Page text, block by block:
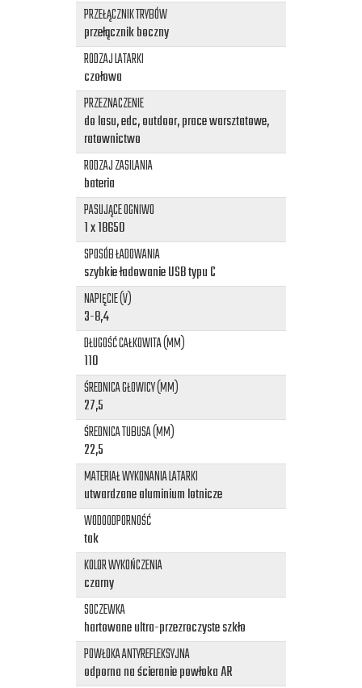
PRZEŁĄCZNIK TRYBÓW
przełącznik boczny
RODZAJ LATARKI
czołowa
PRZEZNACZENIE
do lasu, edc, outdoor, prace warsztatowe,
ratownictwo
RODZAJ ZASILANIA
bateria
PASUJĄCE OGNIWO
1 x 18650
SPOSÓB ŁADOWANIA
szybkie ładowanie USB typu C
NAPIĘCIE (V)
3-8,4
DŁUGOŚĆ CAŁKOWITA (MM)
110
ŚREDNICA GŁOWICY (MM)
27,5
ŚREDNICA TUBUSA (MM)
22,5
MATERIAŁ WYKONANIA LATARKI
utwardzane aluminium lotnicze
WODOODPORNOŚĆ
tak
KOLOR WYKOŃCZENIA
czarny
SOCZEWKA
hartowane ultra-przezroczyste szkło
POWŁOKA ANTYREFLEKSYJNA
odporna na ścieranie powłoka AR